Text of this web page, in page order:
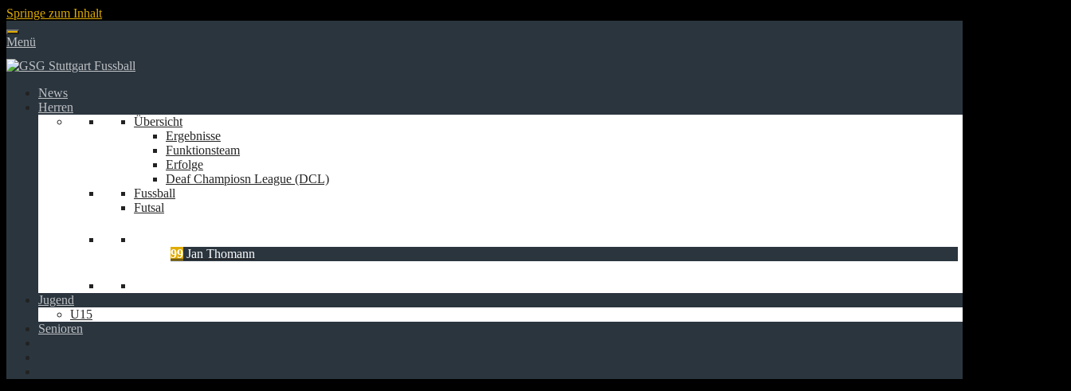
Springe zum Inhalt
Menü
News
Herren
Übersicht
Ergebnisse
Funktionsteam
Erfolge
Deaf Champiosn League (DCL)
Fussball
Futsal
99 Jan Thomann
Jugend
U15
Senioren